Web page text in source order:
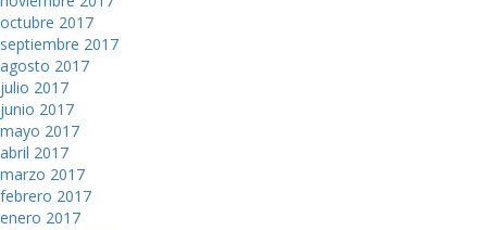
octubre 2017
septiembre 2017
agosto 2017
julio 2017
junio 2017
mayo 2017
abril 2017
marzo 2017
febrero 2017
enero 2017